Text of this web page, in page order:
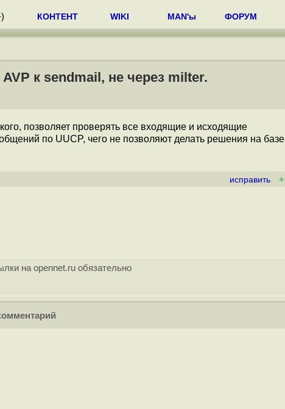
) КОНТЕНТ WIKI MAN'ы ФОРУМ
к sendmail, не через milter.
позволяет проверять все входящие и исходящие
по UUCP, чего не позволяют делать решения на базе
исправить +
на opennet.ru обязательно